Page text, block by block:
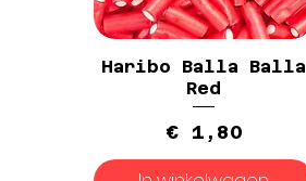
Haribo Balla Balla
Red
Prijs
€ 1,80